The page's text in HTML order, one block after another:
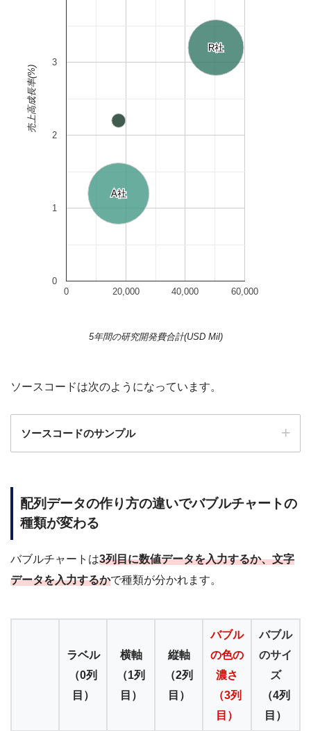
A社
A社
R社
R社
0 20,000 40,000 60,000
0
1
2
3
5年間の研究開発費合計(USD Mil)
売上高成長率(%)
ソースコードは次のようになっています。
ソースコードのサンプル
配列データの作り方の違いでバブルチャートの
種類が変わる
バブルチャートは3列目に数値データを入力するか、文字
データを入力するかで種類が分かれます。
ラベル
（0列
目）
横軸
（1列
目）
縦軸
（2列
目）
バブル
の色の
濃さ
（3列
目）
バブル
のサイ
ズ
（4列
目）